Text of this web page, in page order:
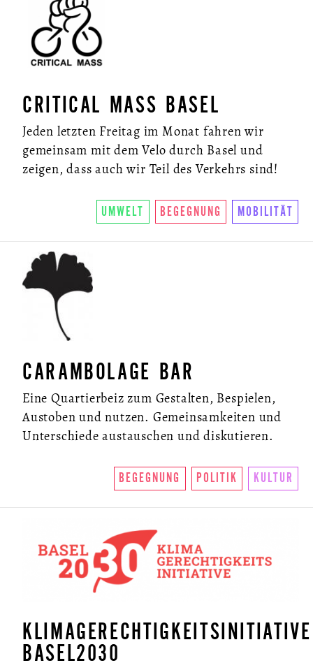
CRITICAL MASS BASEL
Jeden letzten Freitag im Monat fahren wir
gemeinsam mit dem Velo durch Basel und
zeigen, dass auch wir Teil des Verkehrs sind!
UMWELT BEGEGNUNG MOBILITÄT
CARAMBOLAGE BAR
Eine Quartierbeiz zum Gestalten, Bespielen,
Austoben und nutzen. Gemeinsamkeiten und
Unterschiede austauschen und diskutieren.
BEGEGNUNG POLITIK KULTUR
KLIMAGERECHTIGKEITSINITIATIVE
BASEL2030